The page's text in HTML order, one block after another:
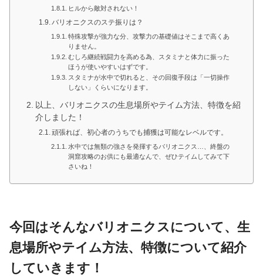
ヒルから敵対されない！
バリオニクスのステ振りは？
特殊攻撃が強力な分、攻撃力の基礎値はそこまで高くあ
りません。
むしろ継続戦闘力を高める為、スタミナと体力に振った
ほうが使いやすいはずです。
スタミナが水中で切れると、その回復手段は「一切操作
しない」くらいになります。
以上、バリオニクスの生息場所やテイム方法、特徴を紹
介しました！
頑張れば、初心者のうちでも捕獲は可能なレベルです。
水中では無類の強さを発揮するバリオニクス…、終盤の
洞窟攻略のお供にも最適なんで、ぜひテイムしてみて下
さいね！
今回はそんなバリオニクスについて、生
息場所やテイム方法、特徴について紹介
していきます！